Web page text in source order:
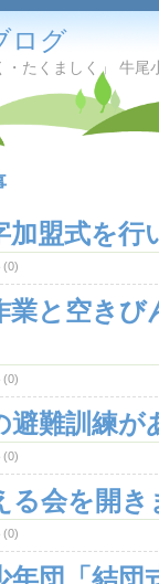
ログ
・たくましく」 牛尾
盟式を行
(0)
業と空きび
(0)
避難訓練が
(0)
る会を開き
(0)
年団「結団